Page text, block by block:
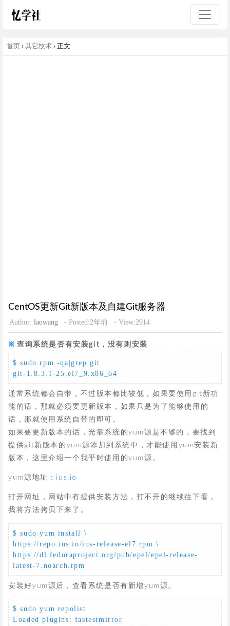
首页 › 其它技术 › 正文
CentOS更新Git新版本及自建Git服务器
Author: laowang - Posted:2年前 - View:2914
查询系统是否有安装git，没有则安装
$ sudo rpm -qa|grep git
git-1.8.3.1-25.el7_9.x86_64
通常系统都会自带，不过版本都比较低，如果要使用git新功
能的话，那就必须要更新版本，如果只是为了能够使用的
话，那就使用系统自带的即可。
如果要更新版本的话，光靠系统的yum源是不够的，要找到
提供git新版本的yum源添加到系统中，才能使用yum安装新
版本，这里介绍一个我平时使用的yum源。
yum源地址： ius.io
打开网址，网站中有提供安装方法，打不开的继续往下看，
我将方法拷贝下来了。
$ sudo yum install \
https://repo.ius.io/ius-release-el7.rpm \
https://dl.fedoraproject.org/pub/epel/epel-release-
latest-7.noarch.rpm
安装好yum源后，查看系统是否有新增yum源。
$ sudo yum repolist
Loaded plugins: fastestmirror